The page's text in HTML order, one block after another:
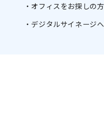
オフィスをお探しの
デジタルサイネージ